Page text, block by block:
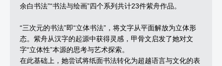
余白书法”“书法与绘画”四个系列共计23件紫舟作品。
“三次元的书法”即“立体书法”，将文字从平面解放为立体形
态。紫舟从汉字的起源中获得灵感，甲骨文启发了她对文
字“立体性”本源的思考与艺术探索。
在此基础上，她尝试将纸面书法转化为超越语言与文化的表